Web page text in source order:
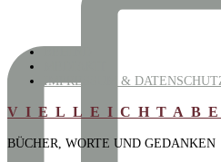
IMPRESSUM &
BÜCHER, WORTE UND GEDANKEN